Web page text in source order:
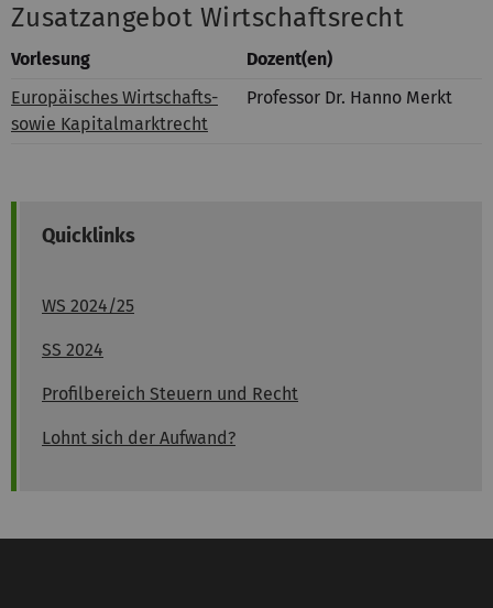
Zusatzangebot Wirtschaftsrecht
Vorlesung
Dozent(en)
Europäisches Wirtschafts-
sowie Kapitalmarktrecht
Professor Dr. Hanno Merkt
Quicklinks
WS 2024/25
SS 2024
Profilbereich Steuern und Recht
Lohnt sich der Aufwand?